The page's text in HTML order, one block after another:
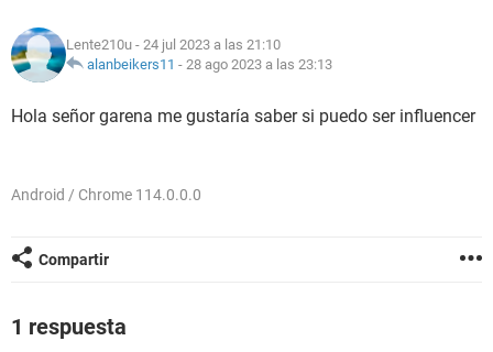
Lente210u - 24 jul 2023 a las 21:10
alanbeikers11 - 28 ago 2023 a las 23:13
Hola señor garena me gustaría saber si puedo ser influencer
Android / Chrome 114.0.0.0
Compartir
1 respuesta